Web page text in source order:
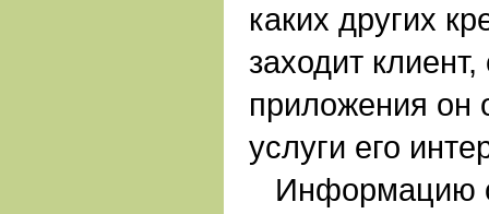
каких других
заходит
приложения он
услуги его
Информацию